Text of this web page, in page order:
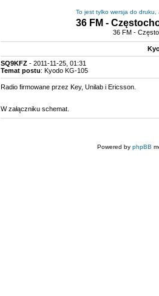
To jest tylko wersja do druku,
36 FM -
36 FM -
SQ9KFZ- 2011-11-25, 01:31
Temat postu: Kyodo KG-105
Radio firmowane przez Key, Unilab i Ericsson.
W załączniku schemat.
Powered by phpBB